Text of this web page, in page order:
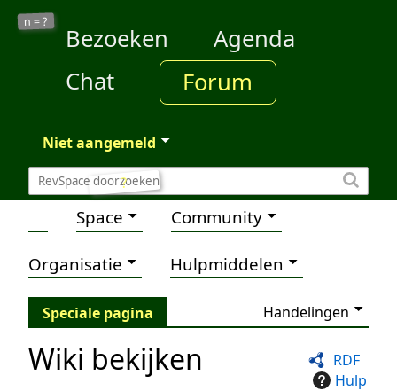
?
n =?
Bezoeken
Agenda
Chat
Forum
Niet aangemeld
Space Community
Organisatie Hulpmiddelen
Speciale pagina Handelingen
RDF
Hulp
Wiki bekijken